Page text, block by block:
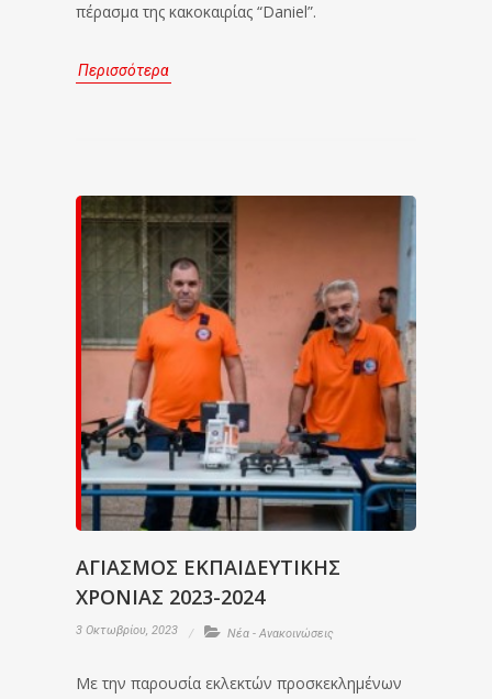
πέρασμα της κακοκαιρίας “Daniel”.
Περισσότερα
ΑΓΙΑΣΜΟΣ ΕΚΠΑΙΔΕΥΤΙΚΗΣ
ΧΡΟΝΙΑΣ 2023-2024
3 Οκτωβρίου, 2023 Νέα - Ανακοινώσεις
Με την παρουσία εκλεκτών προσκεκλημένων